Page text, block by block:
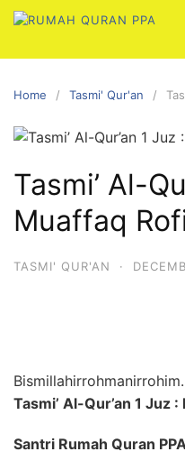
Skip
content
Home Tasmi' Qur'an
Tasmi’ Al-
Muaffaq
TASMI' QUR'AN ·
Bismillahirrohmanirrohim.
Tasmi’ Al-Qur’an 1 Juz
Santri Rumah Quran